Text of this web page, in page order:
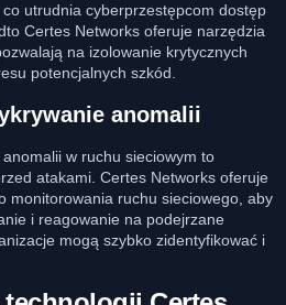
utrudnia cyberprzestępcom dostęp
Certes Networks oferuje narzędzia
na izolowanie krytycznych
potencjalnych szkód.
anomalii
w ruchu sieciowym to
atakami. Certes Networks oferuje
monitorowania ruchu sieciowego, aby
i reagowanie na podejrzane
mogą szybko zidentyfikować i